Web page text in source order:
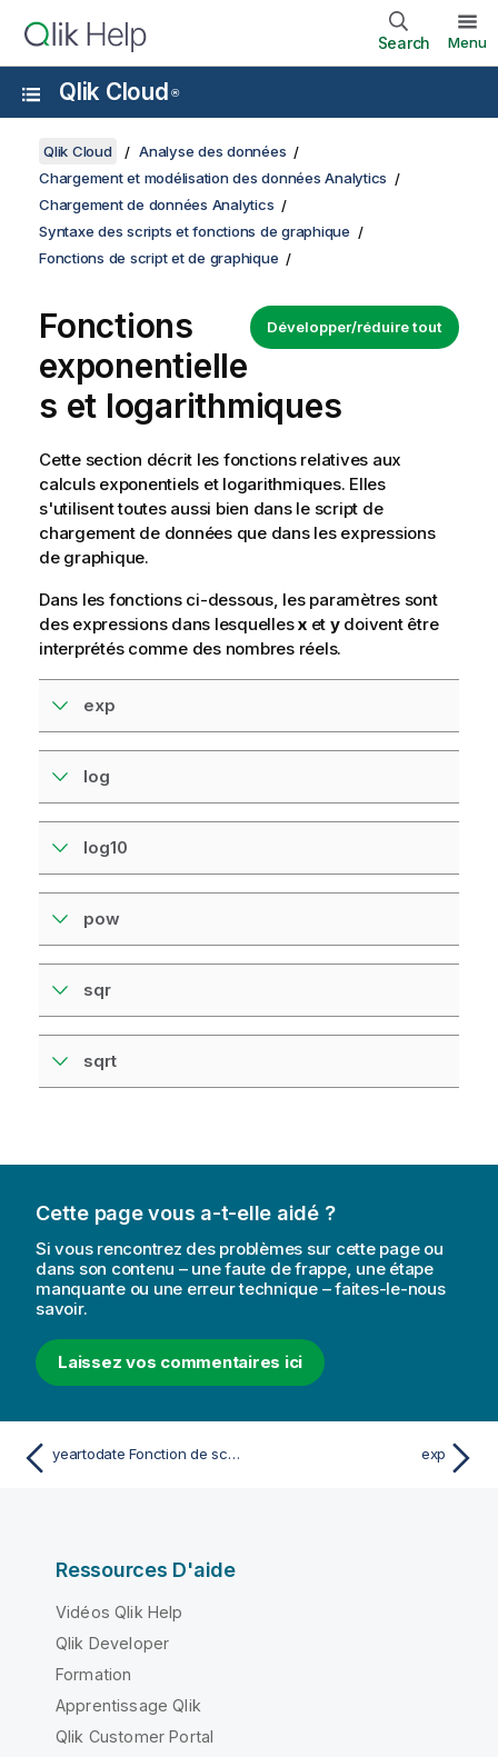
Search Menu
Qlik Cloud ®
Qlik Cloud
Analyse des données
Chargement et modélisation des données Analytics
Chargement de données Analytics
Syntaxe des scripts et fonctions de graphique
Fonctions de script et de graphique
Développer/réduire tout
Fonctions
exponentielle
s et logarithmiques
Cette section décrit les fonctions relatives aux
calculs exponentiels et logarithmiques. Elles
s'utilisent toutes aussi bien dans le script de
chargementde données que dans les expressions
de graphique.
Dans les fonctions ci-dessous, les paramètres sont
des expressions dans lesquellesxet ydoivent être
interprétés comme des nombres réels.
exp
log
log10
pow
sqr
sqrt
Cette page vous a-t-elle aidé ?
Si vous rencontrez des problèmes sur cette page ou
dans son contenu – une faute de frappe, une étape
manquante ou une erreur technique – faites-le-nous
savoir.
Laissez vos commentaires ici
yeartodate Fonction de script et de graphique exp
Ressources D'aide
Vidéos Qlik Help
Qlik Developer
Formation
Apprentissage Qlik
Qlik Customer Portal